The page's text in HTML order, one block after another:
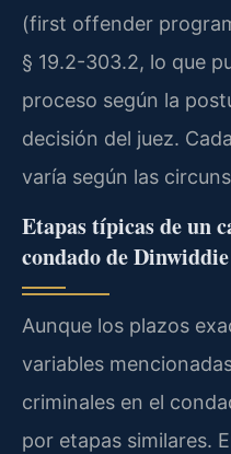
(first offender
§ 19.2-303.2, lo que
proceso según la
decisión del juez.
varía según las
Etapas típicas de un
condado de Dinwiddie
Aunque los plazos
variables
criminales en el
por etapas similares.